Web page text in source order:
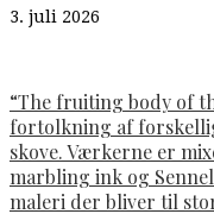
3. juli 2026
“The fruiting body of
fortolkning af
skove. Værkerne er
marbling ink og
maleri der bliver til